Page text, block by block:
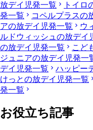
放デイ児発一覧
トイロ
発一覧
コペルプラスの
アの放デイ児発一覧
ウ
ルドウィッシュの放デイ
の放デイ児発一覧
こど
ジュニアの放デイ児発一
デイ児発一覧
ハッピー
けっとの放デイ児発一覧
発一覧
お役立ち記事